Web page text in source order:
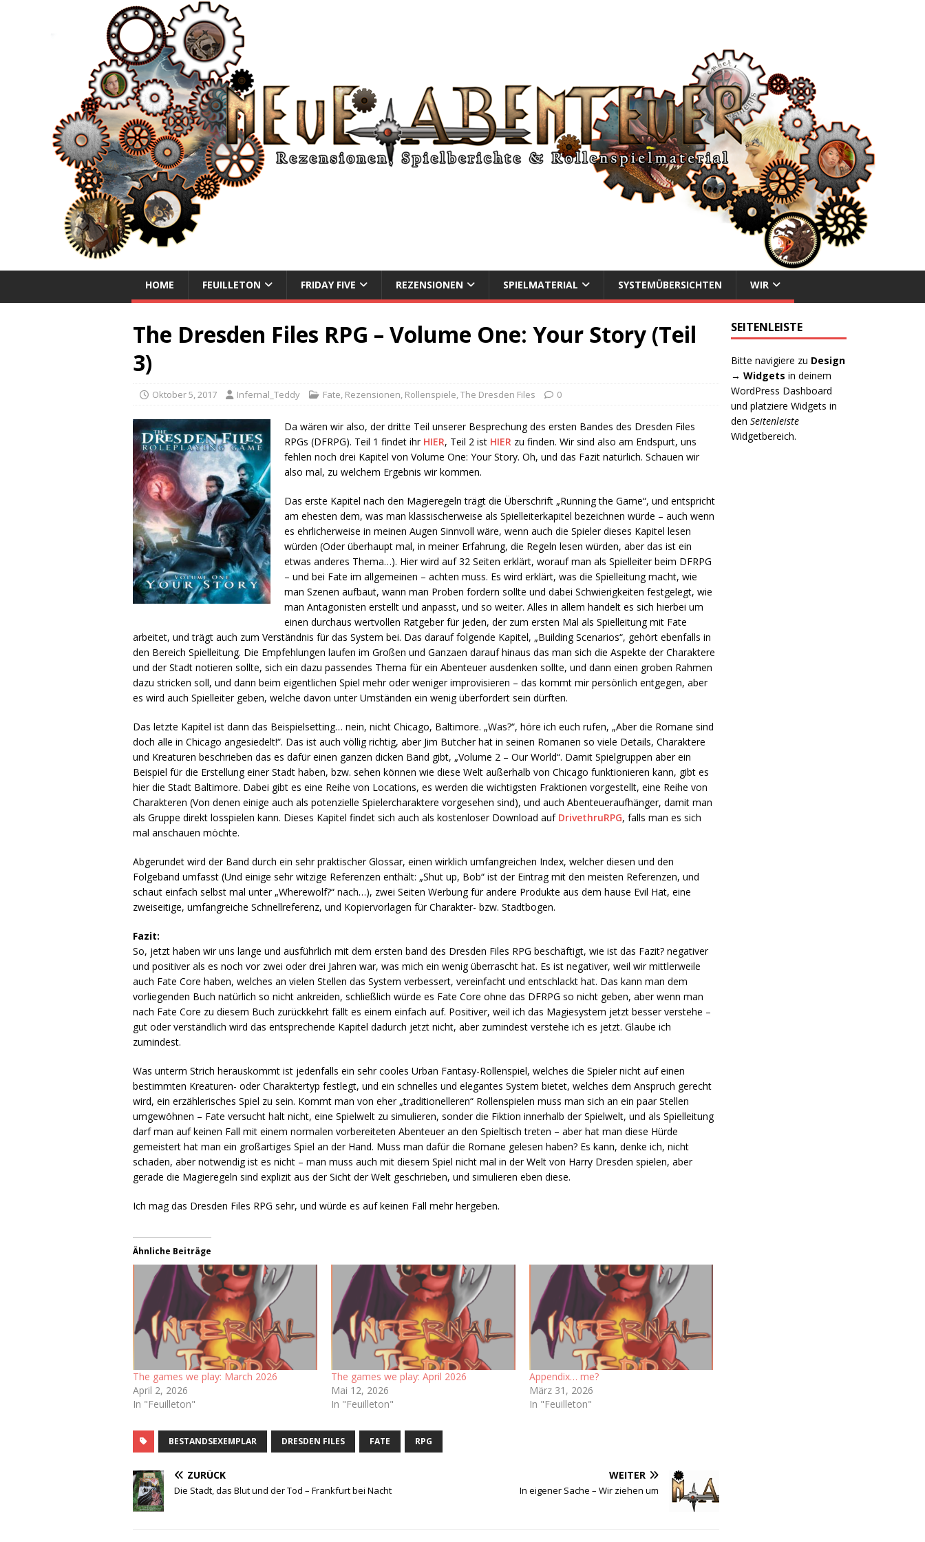
NEUE ABENTEUER
HOME FEUILLETON FRIDAY FIVE REZENSIONEN SPIELMATERIAL SYSTEMÜBERSICHTEN WIR
The Dresden Files RPG – Volume One: Your Story (Teil
3)
Oktober 5, 2017 Infernal_Teddy Fate, Rezensionen, Rollenspiele,The Dresden Files 0
Da wären wir also, der dritte Teil unserer Besprechung des ersten Bandes des Dresden Files
RPGs (DFRPG). Teil 1 findet ihr HIER, Teil 2 ist HIER zu finden. Wir sind also am Endspurt, uns
fehlen noch drei Kapitel von Volume One: Your Story. Oh, und das Fazit natürlich. Schauen wir
also mal, zu welchem Ergebnis wir kommen.
Das erste Kapitel nach den Magieregeln trägt die Überschrift „Running the Game“, und entspricht
am ehesten dem, was man klassischerweise als Spielleiterkapitel bezeichnen würde – auch wenn
es ehrlicherweise in meinen Augen Sinnvoll wäre, wenn auch die Spieler dieses Kapitel lesen
würden (Oder überhaupt mal, in meiner Erfahrung, die Regeln lesen würden, aber das ist ein
etwas anderes Thema…). Hier wird auf 32 Seiten erklärt, worauf man als Spielleiter beim DFRPG
– und bei Fate im allgemeinen – achten muss. Es wird erklärt, was die Spielleitung macht, wie
man Szenen aufbaut, wann man Proben fordern sollte und dabei Schwierigkeiten festgelegt, wie
man Antagonisten erstellt und anpasst, und so weiter. Alles in allem handelt es sich hierbei um
einen durchaus wertvollen Ratgeber für jeden, der zum ersten Mal als Spielleitung mit Fate
arbeitet, und trägt auch zum Verständnis für das System bei. Das darauf folgende Kapitel, „Building Scenarios“, gehört ebenfalls in
den Bereich Spielleitung. Die Empfehlungen laufen im Großen und Ganzaen darauf hinaus das man sich die Aspekte der Charaktere
und der Stadt notieren sollte, sich ein dazu passendes Thema für ein Abenteuer ausdenken sollte, und dann einen groben Rahmen
dazu stricken soll, und dann beim eigentlichen Spiel mehr oder weniger improvisieren – das kommt mir persönlich entgegen, aber
es wird auch Spielleiter geben, welche davon unter Umständen ein wenig überfordert sein dürften.
Das letzte Kapitel ist dann das Beispielsetting… nein, nicht Chicago, Baltimore. „Was?“, höre ich euch rufen, „Aber die Romane sind
doch alle in Chicago angesiedelt!“. Das ist auch völlig richtig, aber Jim Butcher hat in seinen Romanen so viele Details, Charaktere
und Kreaturen beschrieben das es dafür einen ganzen dicken Band gibt, „Volume 2 – Our World“. Damit Spielgruppen aber ein
Beispiel für die Erstellung einer Stadt haben, bzw. sehen können wie diese Welt außerhalb von Chicago funktionieren kann, gibt es
hier die Stadt Baltimore. Dabei gibt es eine Reihe von Locations, es werden die wichtigsten Fraktionen vorgestellt, eine Reihe von
Charakteren (Von denen einige auch als potenzielle Spielercharaktere vorgesehen sind), und auch Abenteueraufhänger, damit man
als Gruppe direkt losspielen kann. Dieses Kapitel findet sich auch als kostenloser Download auf DrivethruRPG, falls man es sich
mal anschauen möchte.
Abgerundet wird der Band durch ein sehr praktischer Glossar, einen wirklich umfangreichen Index, welcher diesen und den
Folgeband umfasst (Und einige sehr witzige Referenzen enthält: „Shut up, Bob“ ist der Eintrag mit den meisten Referenzen, und
schaut einfach selbst mal unter „Wherewolf?“ nach…), zwei Seiten Werbung für andere Produkte aus dem hause Evil Hat, eine
zweiseitige, umfangreiche Schnellreferenz, und Kopiervorlagen für Charakter- bzw. Stadtbogen.
Fazit:
So, jetzt haben wir uns lange und ausführlich mit dem ersten band des Dresden Files RPG beschäftigt, wie ist das Fazit? negativer
und positiver als es noch vor zwei oder drei Jahren war, was mich ein wenig überrascht hat. Es ist negativer, weil wir mittlerweile
auch Fate Core haben, welches an vielen Stellen das System verbessert, vereinfacht und entschlackt hat. Das kann man dem
vorliegenden Buch natürlich so nicht ankreiden, schließlich würde es Fate Core ohne das DFRPG so nicht geben, aber wenn man
nach Fate Core zu diesem Buch zurückkehrt fällt es einem einfach auf. Positiver, weil ich das Magiesystem jetzt besser verstehe –
gut oder verständlich wird das entsprechende Kapitel dadurch jetzt nicht, aber zumindest verstehe ich es jetzt. Glaube ich
zumindest.
Was unterm Strich herauskommt ist jedenfalls ein sehr cooles Urban Fantasy-Rollenspiel, welches die Spieler nicht auf einen
bestimmten Kreaturen- oder Charaktertyp festlegt, und ein schnelles und elegantes System bietet, welches dem Anspruch gerecht
wird, ein erzählerisches Spiel zu sein. Kommt man von eher „traditionelleren“ Rollenspielen muss man sich an ein paar Stellen
umgewöhnen – Fate versucht halt nicht, eine Spielwelt zu simulieren, sonder die Fiktion innerhalb der Spielwelt, und als Spielleitung
darf man auf keinen Fall mit einem normalen vorbereiteten Abenteuer an den Spieltisch treten – aber hat man diese Hürde
gemeistert hat man ein großartiges Spiel an der Hand. Muss man dafür die Romane gelesen haben? Es kann, denke ich, nicht
schaden, aber notwendig ist es nicht – man muss auch mit diesem Spiel nicht mal in der Welt von Harry Dresden spielen, aber
gerade die Magieregeln sind explizit aus der Sicht der Welt geschrieben, und simulieren eben diese.
Ich mag das Dresden Files RPG sehr, und würde es auf keinen Fall mehr hergeben.
Ähnliche Beiträge
The games we play: March 2026
April 2, 2026
In "Feuilleton"
The games we play: April 2026
Mai 12, 2026
In "Feuilleton"
Appendix… me?
März 31, 2026
In "Feuilleton"
BESTANDSEXEMPLAR DRESDEN FILES FATE RPG
ZURÜCK
Die Stadt, das Blut und der Tod – Frankfurt bei Nacht
WEITER
In eigener Sache – Wir ziehen um
SEITENLEISTE
Bitte navigiere zu Design
→ Widgets in deinem
WordPress Dashboard
und platziere Widgets in
denSeitenleiste
Widgetbereich.